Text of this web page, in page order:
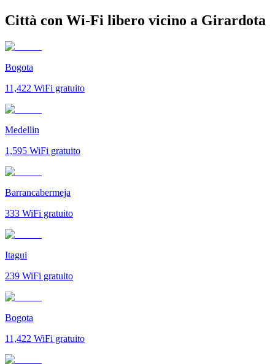
Città con Wi-Fi libero vicino a Girardota
Bogota
11,422 WiFi gratuito
Medellin
1,595 WiFi gratuito
Barrancabermeja
333 WiFi gratuito
Itagui
239 WiFi gratuito
Bogota
11,422 WiFi gratuito